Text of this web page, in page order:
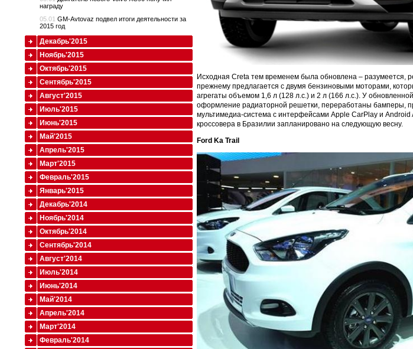
Исходная Creta тем временем была обновлена – разумеется,
прежнему предлагается с двумя бензиновыми моторами,
агрегаты объемом 1,6 л (128 л.с.) и 2 л (166 л.с.). У
оформление радиаторной решетки, переработаны бамперы,
мультимедиа-система с интерфейсами Apple CarPlay и
кроссовера в Бразилии запланировано на следующую весну.
Ford Ka Trail
награду
05.01 GM-Avtovaz подвел итоги деятельности за
2015 год
Декабрь'2015
Ноябрь'2015
Октябрь'2015
Сентябрь'2015
Август'2015
Июль'2015
Июнь'2015
Май'2015
Апрель'2015
Март'2015
Февраль'2015
Январь'2015
Декабрь'2014
Ноябрь'2014
Октябрь'2014
Сентябрь'2014
Август'2014
Июль'2014
Июнь'2014
Май'2014
Апрель'2014
Март'2014
Февраль'2014